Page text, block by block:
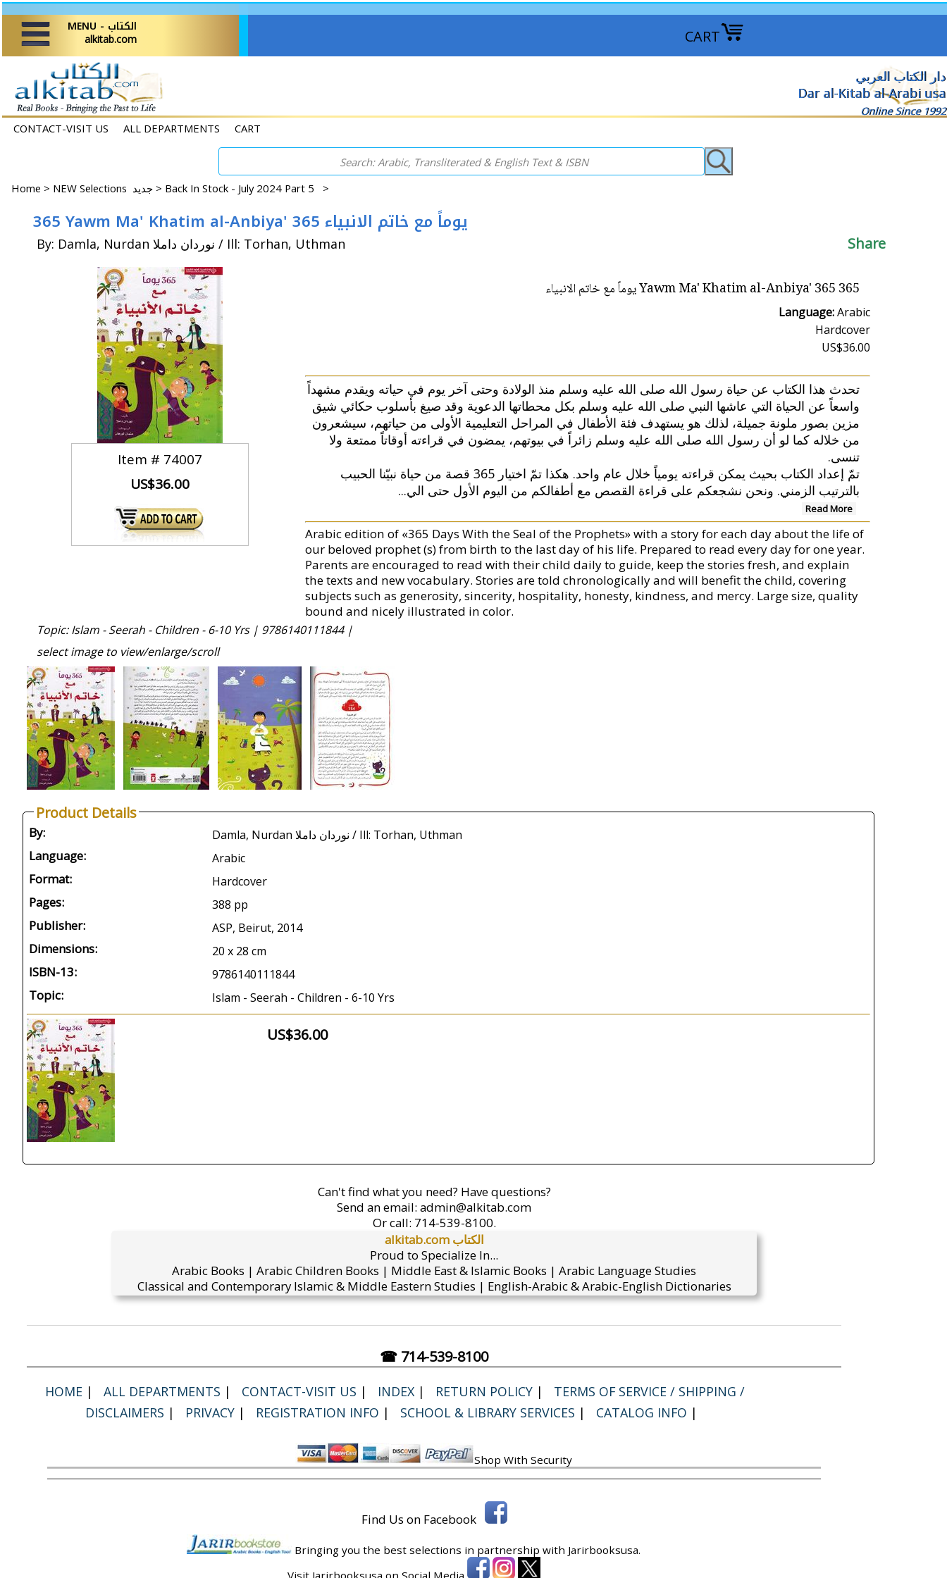
CART
MENU - الكتاب
alkitab.com
دار الكتاب العربي
Dar al-Kitab al-Arabi usa
Online Since 1992
CONTACT-VISIT US ALL DEPARTMENTS CART
Home > NEW Selections جديد > Back In Stock - July 2024 Part 5 >
365 Yawm Ma' Khatim al-Anbiya' 365 يوماً مع خاتم الانبياء
By: Damla, Nurdan نوردان داملا / Ill: Torhan, Uthman Share
Item # 74007
US$36.00
365 Yawm Ma' Khatim al-Anbiya' 365 يوماً مع خاتم الانبياء
Language:Arabic
Hardcover
US$36.00
تحدث هذا الكتاب عن حياة رسول الله صلى الله عليه وسلم منذ الولادة وحتى آخر يوم في حياته ويقدم مشهداً
واسعاً عن الحياة التي عاشها النبي صلى الله عليه وسلم بكل محطاتها الدعوية وقد صيغ بأسلوب حكائي شيق
مزين بصور ملونة جميلة، لذلك هو يستهدف فئة الأطفال في المراحل التعليمية الأولى من حياتهم، سيشعرون
من خلاله كما لو أن رسول الله صلى الله عليه وسلم زائراً في بيوتهم، يمضون في قراءته أوقاتاً ممتعة ولا
تنسى.
تمّ إعداد الكتاب بحيث يمكن قراءته يومياً خلال عام واحد. هكذا تمّ اختيار 365 قصة من حياة نبيّنا الحبيب
بالترتيب الزمني. ونحن نشجعكم على قراءة القصص مع أطفالكم من اليوم الأول حتى الي...
Read More
Arabic edition of «365 Days With the Seal of the Prophets» with a story for each day about the life of
our beloved prophet (s) from birth to the last day of his life. Prepared to read every day for one year.
Parents are encouraged to read with their child daily to guide, keep the stories fresh, and explain
the texts and new vocabulary. Stories are told chronologically and will benefit the child, covering
subjects such as generosity, sincerity, hospitality, honesty, kindness, and mercy. Large size, quality
bound and nicely illustrated in color.
Topic: Islam - Seerah - Children - 6-10 Yrs | 9786140111844 |
select image to view/enlarge/scroll
Product Details
By: Damla, Nurdan نوردان داملا / Ill: Torhan, Uthman
Language: Arabic
Format: Hardcover
Pages: 388 pp
Publisher: ASP, Beirut, 2014
Dimensions: 20 x 28 cm
ISBN-13: 9786140111844
Topic: Islam - Seerah - Children - 6-10 Yrs
US$36.00
Can't find what you need? Have questions?
Send an email: admin@alkitab.com
Or call: 714-539-8100.
alkitab.com الكتاب
Proud to Specialize In...
Arabic Books | Arabic Children Books | Middle East & Islamic Books | Arabic Language Studies
Classical and Contemporary Islamic & Middle Eastern Studies | English-Arabic & Arabic-English Dictionaries
☎ 714-539-8100
HOME | ALL DEPARTMENTS | CONTACT-VISIT US | INDEX | RETURN POLICY |
TERMS OF SERVICE / SHIPPING /
DISCLAIMERS | PRIVACY | REGISTRATION INFO | SCHOOL & LIBRARY SERVICES | CATALOG INFO |
Shop With Security
Find Us on Facebook
Bringing you the best selections in partnership with Jarirbooksusa.
Visit Jarirbooksusa on Social Media